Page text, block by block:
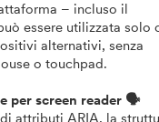
– incluso il
essere utilizzata solo
alternativi, senza
o touchpad.
per screen reader 🗣️
attributi ARIA, la